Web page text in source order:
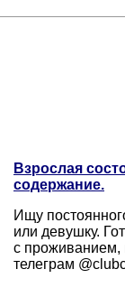
Взрослая
содержание.
Ищу
или девушку.
с проживанием,
телеграм